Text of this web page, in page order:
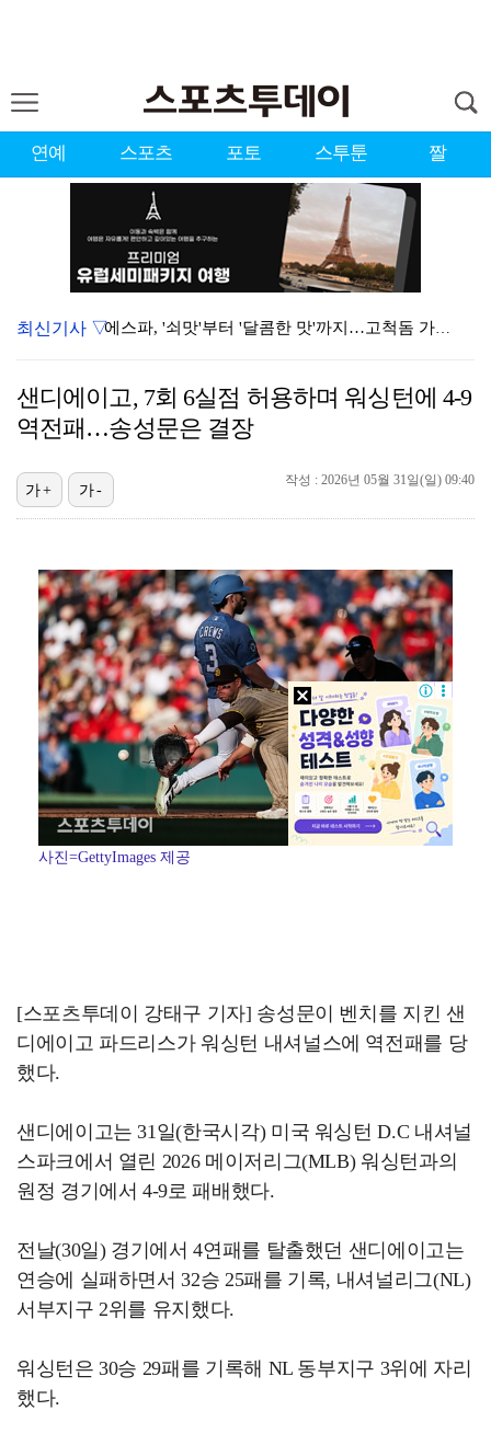
연예 스포츠 포토 스투툰 짤
에스파, '쇠맛'부터 '달콤한 맛'까지…고척돔 가득 채…
에스파, 고척돔 입성…공연 시작 40분 만에 첫 인사 …
에스파 고척돔 공연에 반가운 얼굴…아이들 미연·트와이스…
'첫 승 도전' 장은수 "우승 의식하기보다 내 플레이에…
한국 남자배구, 중국 3-0 완파하고 동아시아선수권 결…
박지민 아나운서 "발리까지 갔는데…'피의 게임2' 출연…
'서명관·야고 연속골' 울산, 동해안 더비서 포항 제압…
최신기사 ▽
샌디에이고, 7회 6실점 허용하며 워싱턴에 4-9
역전패…송성문은 결장
작성 : 2026년 05월 31일(일) 09:40
가+ 가-
사진=GettyImages 제공
[스포츠투데이 강태구 기자] 송성문이 벤치를 지킨 샌
디에이고 파드리스가 워싱턴 내셔널스에 역전패를 당
했다.
샌디에이고는 31일(한국시각) 미국 워싱턴 D.C 내셔널
스파크에서 열린 2026 메이저리그(MLB) 워싱턴과의
원정 경기에서 4-9로 패배했다.
전날(30일) 경기에서 4연패를 탈출했던 샌디에이고는
연승에 실패하면서 32승 25패를 기록, 내셔널리그(NL)
서부지구 2위를 유지했다.
워싱턴은 30승 29패를 기록해 NL 동부지구 3위에 자리
했다.